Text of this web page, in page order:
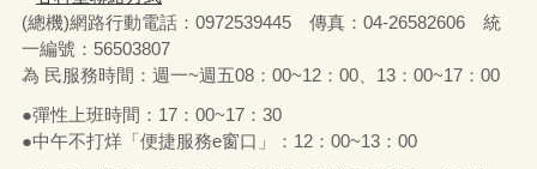
(總機)網路行動電話：0972539445 傳真：04-26582606 統
一編號：56503807
為 民服務時間：週一~週五08：00~12：00、13：00~17：00
●彈性上班時間：17：00~17：30
●中午不打烊「便捷服務e窗口」：12：00~13：00